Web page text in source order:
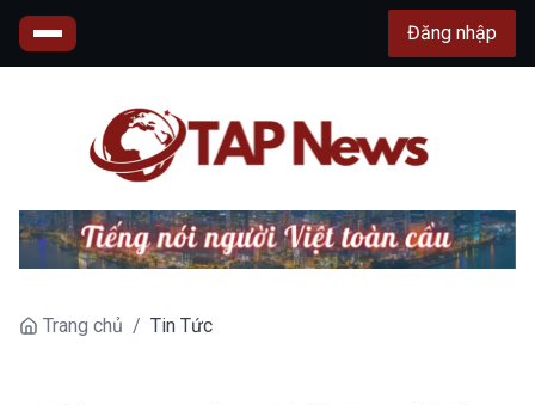
Đăng nhập
Trang chủ / Tin Tức